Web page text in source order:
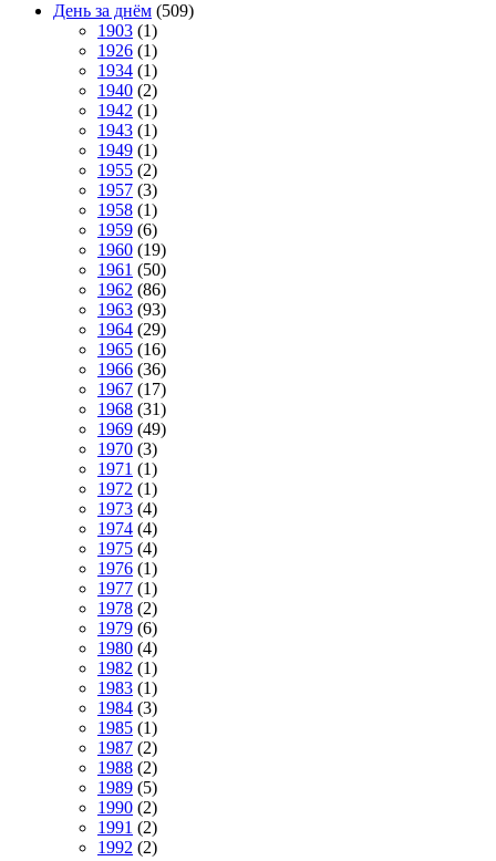
День за днём (509)
1903 (1)
1926 (1)
1934 (1)
1940 (2)
1942 (1)
1943 (1)
1949 (1)
1955 (2)
1957 (3)
1958 (1)
1959 (6)
1960 (19)
1961 (50)
1962 (86)
1963 (93)
1964 (29)
1965 (16)
1966 (36)
1967 (17)
1968 (31)
1969 (49)
1970 (3)
1971 (1)
1972 (1)
1973 (4)
1974 (4)
1975 (4)
1976 (1)
1977 (1)
1978 (2)
1979 (6)
1980 (4)
1982 (1)
1983 (1)
1984 (3)
1985 (1)
1987 (2)
1988 (2)
1989 (5)
1990 (2)
1991 (2)
1992 (2)